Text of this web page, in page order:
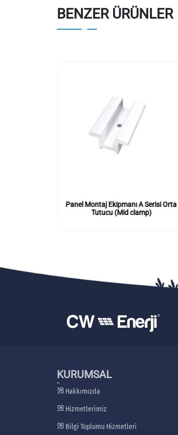
BENZER ÜRÜNLER
Panel Montaj Ekipmanı A Serisi Orta
Tutucu (Mid clamp)
KURUMSAL
Hakkımızda
Hizmetlerimiz
Bilgi Toplumu Hizmetleri